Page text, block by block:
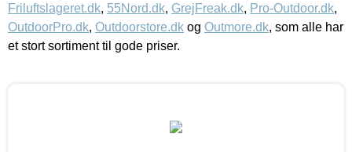
Friluftslageret.dk, 55Nord.dk, GrejFreak.dk, Pro-Outdoor.dk,
OutdoorPro.dk, Outdoorstore.dk og Outmore.dk, som alle har
et stort sortiment til gode priser.